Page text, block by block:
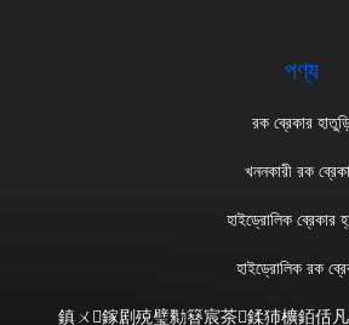
পণ্য
রক ব্রেকার
খননকারী রক
হাইড্রোলিক ব্রেকার
হাইড্রোলিক রক
鎮ㄨ鎵剧殑璧勬簮宸茶鍒犻櫎銆佸